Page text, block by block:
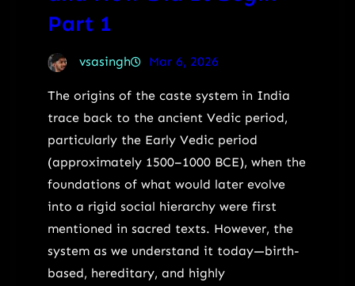
Part 1
vsasingh Mar 6, 2026
The origins of the caste system in India
trace back to the ancient Vedic period,
particularly the Early Vedic period
(approximately 1500–1000 BCE), when the
foundations of what would later evolve
into a rigid social hierarchy were first
mentioned in sacred texts. However, the
system as we understand it today—birth-
based, hereditary, and highly